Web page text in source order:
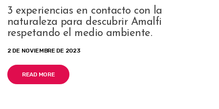
3 experiencias en contacto con la
naturaleza para descubrir Amalfi
respetando el medio ambiente.
2 DE NOVIEMBRE DE 2023
READ MORE